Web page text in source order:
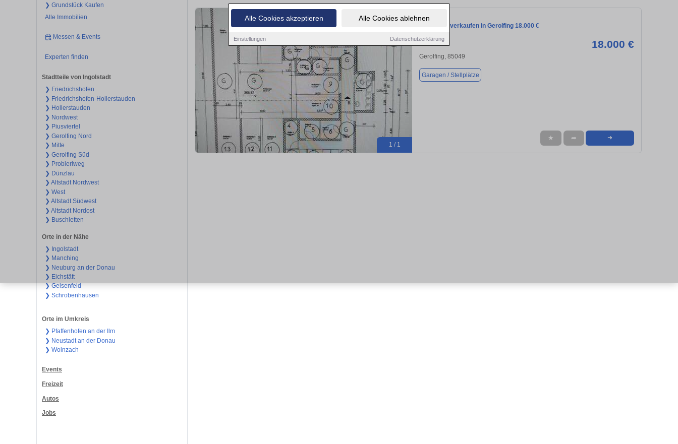
Alle Cookies akzeptieren Alle Cookies ablehnen
Einstellungen Datenschutzerklärung
❯ Grundstück Kaufen
Alle Immobilien
Messen & Events
Experten finden
Stadtteile von Ingolstadt
❯ Friedrichshofen
❯ Friedrichshofen-Hollerstauden
❯ Hollerstauden
❯ Nordwest
❯ Piusviertel
❯ Gerolfing Nord
❯ Mitte
❯ Gerolfing Süd
❯ Probierlweg
❯ Dünzlau
❯ Altstadt Nordwest
❯ West
❯ Altstadt Südwest
❯ Altstadt Nordost
❯ Buschletten
Orte in der Nähe
❯ Ingolstadt
❯ Manching
❯ Neuburg an der Donau
❯ Eichstätt
❯ Geisenfeld
❯ Schrobenhausen
Orte im Umkreis
❯ Pfaffenhofen an der Ilm
❯ Neustadt an der Donau
❯ Wolnzach
Events
Freizeit
Autos
Jobs
1 / 1
Garage zu verkaufen in Gerolfing 18.000 €
18.000 €
Gerolfing, 85049
Garagen / Stellplätze
★ ➦ ➜